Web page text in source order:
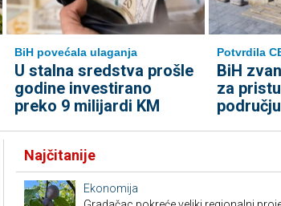
BiH povećala ulaganja
U stalna sredstva prošle
godine investirano
preko 9 milijardi KM
Potvrdila
BiH
za
području
Najčitanije
Ekonomija